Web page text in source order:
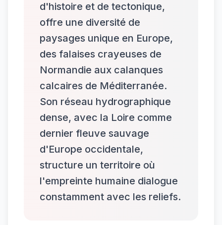
d'histoire et de tectonique,
offre une diversité de
paysages unique en Europe,
des falaises crayeuses de
Normandie aux calanques
calcaires de Méditerranée.
Son réseau hydrographique
dense, avec la Loire comme
dernier fleuve sauvage
d'Europe occidentale,
structure un territoire où
l'empreinte humaine dialogue
constamment avec les reliefs.